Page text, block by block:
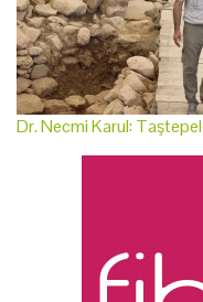
Dr. Necmi Karul: